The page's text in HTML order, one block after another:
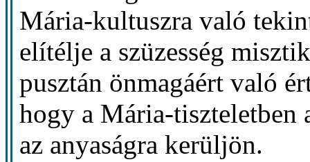
Mária-kultuszra való
elítélje a szüzesség
pusztán önmagáért való
hogy a Mária-tiszteletben
az anyaságra kerüljön.